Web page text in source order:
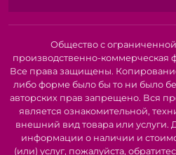
помогут создать
случая или просто добавят
повседневному образу.
Почему стоит выбрать наши
Ручная работа:Многие наши
вручную, что делает их
Общество с
производственно-коммерческая
Все права защищены. Копирование
либо форме было бы то ни было
авторских прав запрещено. Вся
является ознакомительной,
внешний вид товара или услуги.
информации о наличии и
(или) услуг, пожалуйста,